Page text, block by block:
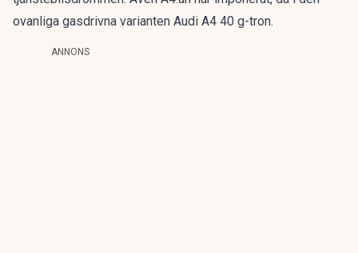
ovanliga gasdrivna varianten Audi A4 40 g-tron.
ANNONS